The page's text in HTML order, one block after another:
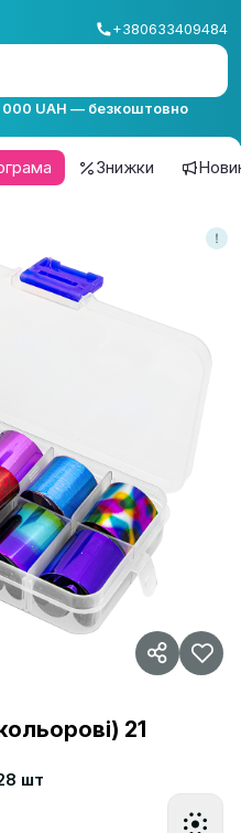
+380633409484
000 UAH — безкоштовно
Знижки
21
шт